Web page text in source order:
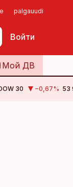
palgauudised.ee
Войти
Мой ДВ
30 −0,67% 53